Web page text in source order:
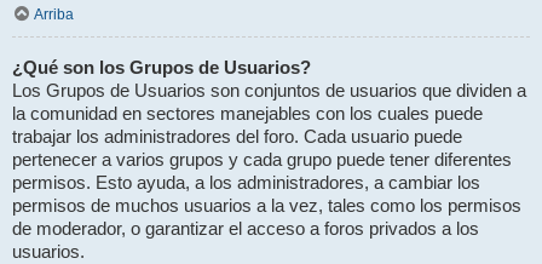
Arriba
¿Qué son los Grupos de Usuarios?
Los Grupos de Usuarios son conjuntos de usuarios que dividen a
la comunidad en sectores manejables con los cuales puede
trabajar los administradores del foro. Cada usuario puede
pertenecer a varios grupos y cada grupo puede tener diferentes
permisos. Esto ayuda, a los administradores, a cambiar los
permisos de muchos usuarios a la vez, tales como los permisos
de moderador, o garantizar el acceso a foros privados a los
usuarios.